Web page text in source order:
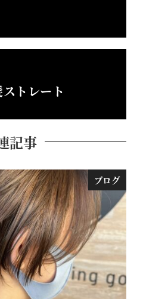
トレート
記事
ブログ